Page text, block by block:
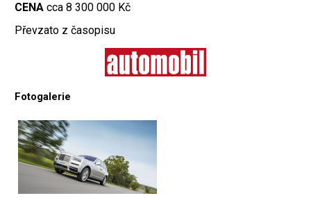
CENA cca 8 300 000 Kč
Převzato z časopisu
Fotogalerie